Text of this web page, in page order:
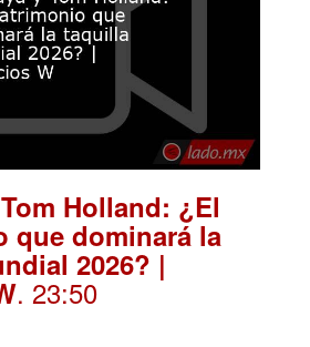
Holland: ¿El
que dominará la
2026? |
. 23:50